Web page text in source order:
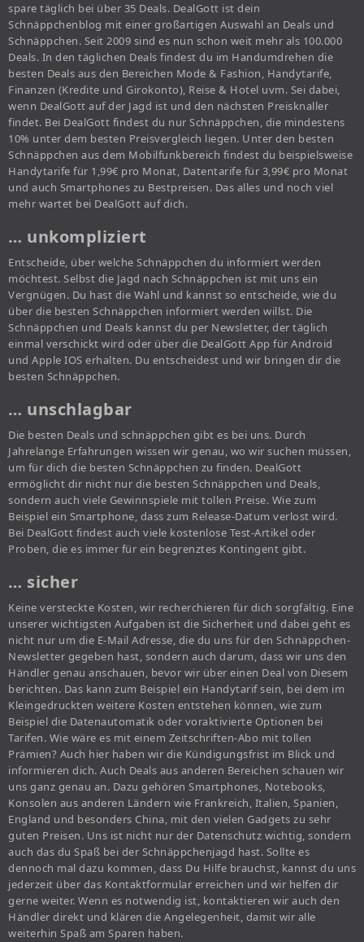
spare täglich bei über 35 Deals. DealGott ist dein
Schnäppchenblog mit einer großartigen Auswahl an Deals und
Schnäppchen. Seit 2009 sind es nun schon weit mehr als 100.000
Deals. In den täglichen Deals findest du im Handumdrehen die
besten Deals aus den Bereichen Mode & Fashion, Handytarife,
Finanzen (Kredite und Girokonto), Reise & Hotel uvm. Sei dabei,
wenn DealGott auf der Jagd ist und den nächsten Preisknaller
findet. Bei DealGott findest du nur Schnäppchen, die mindestens
10% unter dem besten Preisvergleich liegen. Unter den besten
Schnäppchen aus dem Mobilfunkbereich findest du beispielsweise
Handytarife für 1,99€ pro Monat, Datentarife für 3,99€ pro Monat
und auch Smartphones zu Bestpreisen. Das alles und noch viel
mehr wartet bei DealGott auf dich.
… unkompliziert
Entscheide, über welche Schnäppchen du informiert werden
möchtest. Selbst die Jagd nach Schnäppchen ist mit uns ein
Vergnügen. Du hast die Wahl und kannst so entscheide, wie du
über die besten Schnäppchen informiert werden willst. Die
Schnäppchen und Deals kannst du per Newsletter, der täglich
einmal verschickt wird oder über die DealGott App für Android
und Apple IOS erhalten. Du entscheidest und wir bringen dir die
besten Schnäppchen.
… unschlagbar
Die besten Deals und schnäppchen gibt es bei uns. Durch
Jahrelange Erfahrungen wissen wir genau, wo wir suchen müssen,
um für dich die besten Schnäppchen zu finden. DealGott
ermöglicht dir nicht nur die besten Schnäppchen und Deals,
sondern auch viele Gewinnspiele mit tollen Preise. Wie zum
Beispiel ein Smartphone, dass zum Release-Datum verlost wird.
Bei DealGott findest auch viele kostenlose Test-Artikel oder
Proben, die es immer für ein begrenztes Kontingent gibt.
… sicher
Keine versteckte Kosten, wir recherchieren für dich sorgfältig. Eine
unserer wichtigsten Aufgaben ist die Sicherheit und dabei geht es
nicht nur um die E-Mail Adresse, die du uns für den Schnäppchen-
Newsletter gegeben hast, sondern auch darum, dass wir uns den
Händler genau anschauen, bevor wir über einen Deal von Diesem
berichten. Das kann zum Beispiel ein Handytarif sein, bei dem im
Kleingedruckten weitere Kosten entstehen können, wie zum
Beispiel die Datenautomatik oder voraktivierte Optionen bei
Tarifen. Wie wäre es mit einem Zeitschriften-Abo mit tollen
Prämien? Auch hier haben wir die Kündigungsfrist im Blick und
informieren dich. Auch Deals aus anderen Bereichen schauen wir
uns ganz genau an. Dazu gehören Smartphones, Notebooks,
Konsolen aus anderen Ländern wie Frankreich, Italien, Spanien,
England und besonders China, mit den vielen Gadgets zu sehr
guten Preisen. Uns ist nicht nur der Datenschutz wichtig, sondern
auch das du Spaß bei der Schnäppchenjagd hast. Sollte es
dennoch mal dazu kommen, dass Du Hilfe brauchst, kannst du uns
jederzeit über das Kontaktformular erreichen und wir helfen dir
gerne weiter. Wenn es notwendig ist, kontaktieren wir auch den
Händler direkt und klären die Angelegenheit, damit wir alle
weiterhin Spaß am Sparen haben.